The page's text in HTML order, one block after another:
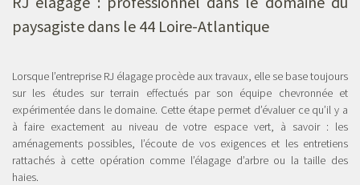
paysagiste dans le 44 Loire-Atlantique
Lorsque l’entreprise RJ élagage procède aux travaux, elle se base toujours
sur les études sur terrain effectués par son équipe chevronnée et
expérimentée dans le domaine. Cette étape permet d’évaluer ce qu’il y a
à faire exactement au niveau de votre espace vert, à savoir : les
aménagements possibles, l’écoute de vos exigences et les entretiens
rattachés à cette opération comme l’élagage d’arbre ou la taille des
haies.